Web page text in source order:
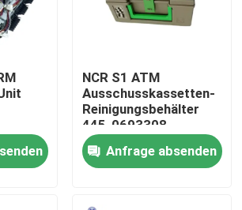
in Verbindung
Zitat
NCR S1 ATM
Ausschusskassetten-
Reinigungsbehälter
445-0693308
Anfrage absenden